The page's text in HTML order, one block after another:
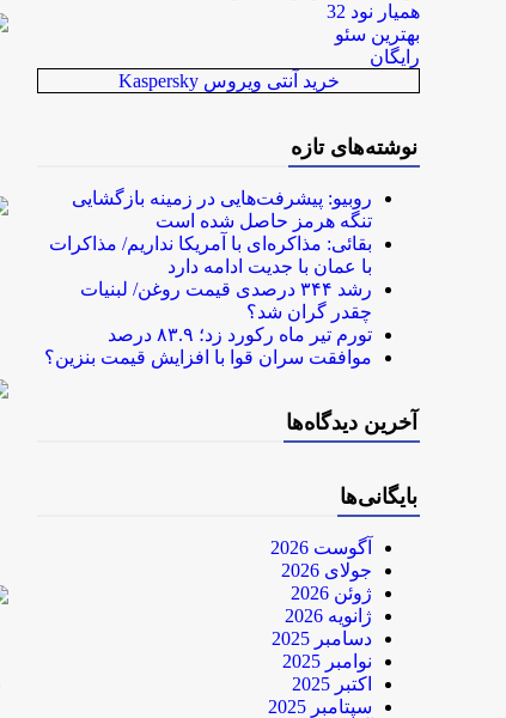
همیار نود 32
بهترین سئو
رایگان
خرید آنتی ویروس Kaspersky
نوشته‌های تازه
روبیو: پیشرفت‌هایی در زمینه بازگشایی
تنگه هرمز حاصل شده است
بقائی: مذاکره‌ای با آمریکا نداریم/ مذاکرات
با عمان با جدیت ادامه دارد
رشد ۳۴۴ درصدی قیمت روغن/ لبنیات
چقدر گران شد؟
تورم تیر ماه رکورد زد؛ ۸۳.۹ درصد
موافقت سران قوا با افزایش قیمت بنزین؟
آخرین دیدگاه‌ها
بایگانی‌ها
آگوست 2026
جولای 2026
ژوئن 2026
ژانویه 2026
دسامبر 2025
نوامبر 2025
اکتبر 2025
سپتامبر 2025